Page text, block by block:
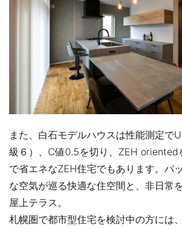
また、白石モデルハウスは性能測定で
級６）、C値0.5を切り、ZEH oriented
で省エネなZEH住宅でもあります。パ
な空気が巡る快適な住空間と、非日常
屋上テラス。
札幌圏で都市型住宅を検討中の方には